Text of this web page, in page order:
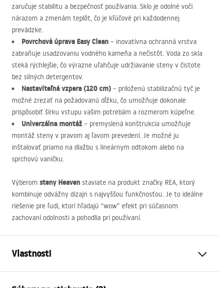
zaručuje stabilitu a bezpečnosť používania. Sklo je odolné voči
nárazom a zmenám teplôt, čo je kľúčové pri každodennej
prevádzke.
Povrchová úprava Easy Clean – inovatívna ochranná vrstva
zabraňuje usadzovaniu vodného kameňa a nečistôt. Voda zo skla
steká rýchlejšie, čo výrazne uľahčuje udržiavanie steny v čistote
bez silných detergentov.
Nastaviteľná vzpera (120 cm) – priloženú stabilizačnú tyč je
možné zrezať na požadovanú dĺžku, čo umožňuje dokonale
prispôsobiť šírku vstupu vašim potrebám a rozmerom kúpeľne.
Univerzálna montáž – premyslená konštrukcia umožňuje
montáž steny v pravom aj ľavom prevedení. Je možné ju
inštalovať priamo na dlažbu s lineárnym odtokom alebo na
sprchovú vaničku.
Výberom steny Heaven staviate na produkt značky REA, ktorý
kombinuje odvážny dizajn s najvyššou funkčnosťou. Je to ideálne
riešenie pre ľudí, ktorí hľadajú “wow” efekt pri súčasnom
zachovaní odolnosti a pohodlia pri používaní.
Vlastnosti